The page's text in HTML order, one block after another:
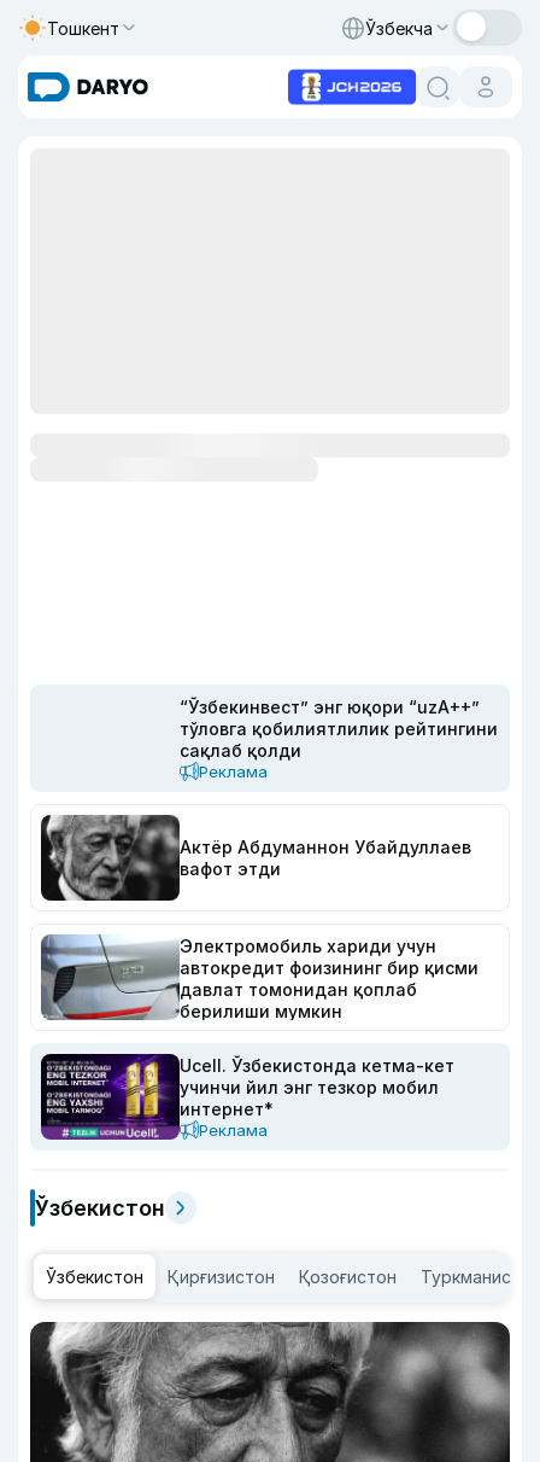
Тошкент Ўзбекча
“Ўзбекинвест” энг юқори “uzA++”
тўловга қобилиятлилик рейтингини
сақлаб қолди
Реклама
Актёр Абду­маннон Убайдуллаев
вафот этди
Электромобиль хариди учун
автокредит фоизининг бир қисми
давлат томонидан қоплаб
берилиши мумкин
Ucell. Ўзбекистонда кетма-кет
учинчи йил энг тезкор мобил
интернет*
Реклама
Ўзбекистон
Ўзбекистон Қирғизистон Қозоғистон Туркманистон